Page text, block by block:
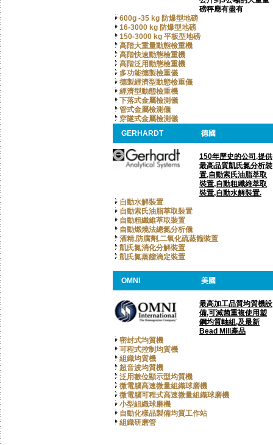
磅秤應有盡有
600g -35 kg 防爆型地磅
16-3000 kg 防爆型地磅
150-3000 kg 平板型地磅
高階大重量動態檢重機
高階快速動態檢重機
高階泛用動態檢重機
多功能德製檢重儀
德製經濟型動態檢重儀
經濟型動態檢重機
下落式金屬檢測儀
管式金屬檢測儀
穿隧式金屬檢測儀
GERHARDT
德國
150年歷史的公司,提供
最高品質凱氏氮分析裝
置,自動索氏油脂萃取
裝置,自動粗纖維萃取
裝置,自動水解裝置.
自動水解裝置
自動索氏油脂萃取裝置
自動粗纖維萃取裝置
自動燃燒法總氮分析儀
酒精,防腐劑,二氧化硫蒸餾裝置
凱氏氮消化分解裝置
凱氏氮蒸餾滴定裝置
OMNI 美國
最高加工品質均質機設
備,可滅菌重複使用塑
鋼均質軸組,及最新
Bead Mill產品
密封式均質機
可程式控制均質機
組織均質機
超音波均質機
泛用數位顯示型均質機
微電腦高速微量組織球磨機
微電腦可程式高速微量組織球磨機
小型組織球磨機
自動化樣品製備均質工作站
組織研磨管